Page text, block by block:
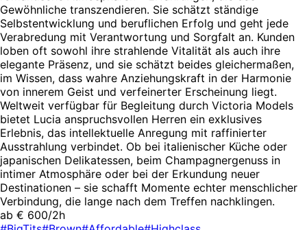
Gewöhnliche transzendieren. Sie schätzt ständige
Selbstentwicklung und beruflichen Erfolg und geht jede
Verabredung mit Verantwortung und Sorgfalt an. Kunden
loben oft sowohl ihre strahlende Vitalität als auch ihre
elegante Präsenz, und sie schätzt beides gleichermaßen,
im Wissen, dass wahre Anziehungskraft in der Harmonie
von innerem Geist und verfeinerter Erscheinung liegt.
Weltweit verfügbar für Begleitung durch Victoria Models
bietet Lucia anspruchsvollen Herren ein exklusives
Erlebnis, das intellektuelle Anregung mit raffinierter
Ausstrahlung verbindet. Ob bei italienischer Küche oder
japanischen Delikatessen, beim Champagnergenuss in
intimer Atmosphäre oder bei der Erkundung neuer
Destinationen – sie schafft Momente echter menschlicher
Verbindung, die lange nach dem Treffen nachklingen.
ab € 600/2h